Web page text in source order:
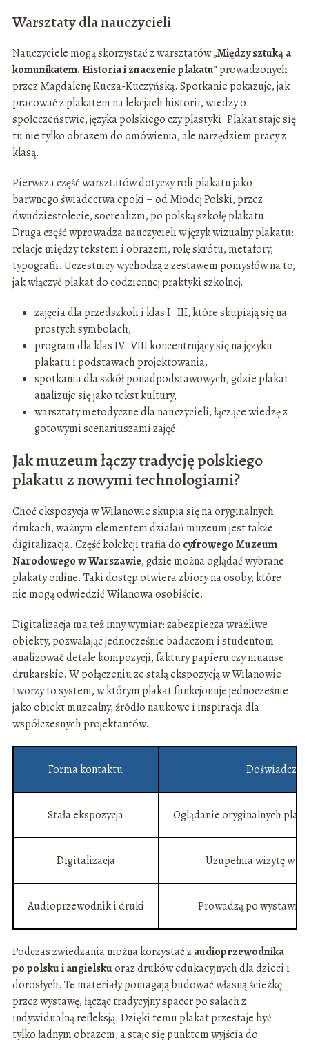
Warsztaty dla nauczycieli
Nauczyciele mogą skorzystać z warsztatów „Między sztuką a
komunikatem. Historia i znaczenie plakatu” prowadzonych
przez Magdalenę Kucza-Kuczyńską. Spotkanie pokazuje, jak
pracować z plakatem na lekcjach historii, wiedzy o
społeczeństwie, języka polskiego czy plastyki. Plakat staje się
tu nie tylko obrazem do omówienia, ale narzędziem pracy z
klasą.
Pierwsza część warsztatów dotyczy roli plakatu jako
barwnego świadectwa epoki – od Młodej Polski, przez
dwudziestolecie, socrealizm, po polską szkołę plakatu.
Druga część wprowadza nauczycieli w język wizualny plakatu:
relacje między tekstem i obrazem, rolę skrótu, metafory,
typografii. Uczestnicy wychodzą z zestawem pomysłów na to,
jak włączyć plakat do codziennej praktyki szkolnej.
zajęcia dla przedszkoli i klas I–III, które skupiają się na
prostych symbolach,
program dla klas IV–VIII koncentrujący się na języku
plakatu i podstawach projektowania,
spotkania dla szkół ponadpodstawowych, gdzie plakat
analizuje się jako tekst kultury,
warsztaty metodyczne dla nauczycieli, łączące wiedzę z
gotowymi scenariuszami zajęć.
Jak muzeum łączy tradycję polskiego
plakatu z nowymi technologiami?
Choć ekspozycja w Wilanowie skupia się na oryginalnych
drukach, ważnym elementem działań muzeum jest także
digitalizacja. Część kolekcji trafia do cyfrowego Muzeum
Narodowego w Warszawie, gdzie można oglądać wybrane
plakaty online. Taki dostęp otwiera zbiory na osoby, które
nie mogą odwiedzić Wilanowa osobiście.
Digitalizacja ma też inny wymiar: zabezpiecza wrażliwe
obiekty, pozwalając jednocześnie badaczom i studentom
analizować detale kompozycji, faktury papieru czy niuanse
drukarskie. W połączeniu ze stałą ekspozycją w Wilanowie
tworzy to system, w którym plakat funkcjonuje jednocześnie
jako obiekt muzealny, źródło naukowe i inspiracja dla
współczesnych projektantów.
Forma kontaktu
Stała ekspozycja Oglądanie oryginalnych
Digitalizacja Uzupełnia wizytę w
Audioprzewodnik i druki Prowadzą po wystawie
Podczas zwiedzania można korzystać zaudioprzewodnika
po polsku i angielskuoraz druków edukacyjnych dla dzieci i
dorosłych. Te materiały pomagają budować własną ścieżkę
przez wystawę, łącząc tradycyjny spacer po salach z
indywidualną refleksją. Dzięki temu plakat przestaje być
tylko ładnym obrazem, a staje się punktem wyjścia do